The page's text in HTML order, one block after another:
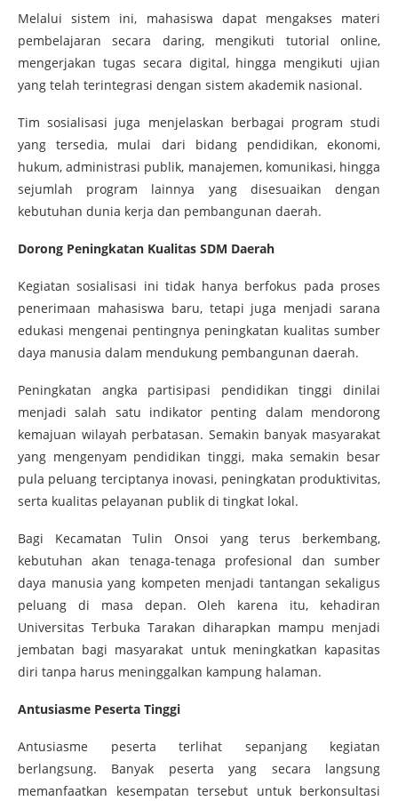
Melalui sistem ini, mahasiswa dapat mengakses materi
pembelajaran secara daring, mengikuti tutorial online,
mengerjakan tugas secara digital, hingga mengikuti ujian
yang telah terintegrasi dengan sistem akademik nasional.
Tim sosialisasi juga menjelaskan berbagai program studi
yang tersedia, mulai dari bidang pendidikan, ekonomi,
hukum, administrasi publik, manajemen, komunikasi, hingga
sejumlah program lainnya yang disesuaikan dengan
kebutuhan dunia kerja dan pembangunan daerah.
Dorong Peningkatan Kualitas SDM Daerah
Kegiatan sosialisasi ini tidak hanya berfokus pada proses
penerimaan mahasiswa baru, tetapi juga menjadi sarana
edukasi mengenai pentingnya peningkatan kualitas sumber
daya manusia dalam mendukung pembangunan daerah.
Peningkatan angka partisipasi pendidikan tinggi dinilai
menjadi salah satu indikator penting dalam mendorong
kemajuan wilayah perbatasan. Semakin banyak masyarakat
yang mengenyam pendidikan tinggi, maka semakin besar
pula peluang terciptanya inovasi, peningkatan produktivitas,
serta kualitas pelayanan publik di tingkat lokal.
Bagi Kecamatan Tulin Onsoi yang terus berkembang,
kebutuhan akan tenaga-tenaga profesional dan sumber
daya manusia yang kompeten menjadi tantangan sekaligus
peluang di masa depan. Oleh karena itu, kehadiran
Universitas Terbuka Tarakan diharapkan mampu menjadi
jembatan bagi masyarakat untuk meningkatkan kapasitas
diri tanpa harus meninggalkan kampung halaman.
Antusiasme Peserta Tinggi
Antusiasme peserta terlihat sepanjang kegiatan
berlangsung. Banyak peserta yang secara langsung
memanfaatkan kesempatan tersebut untuk berkonsultasi